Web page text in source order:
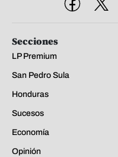
Secciones
LP Premium
San Pedro Sula
Honduras
Sucesos
Economía
Opinión